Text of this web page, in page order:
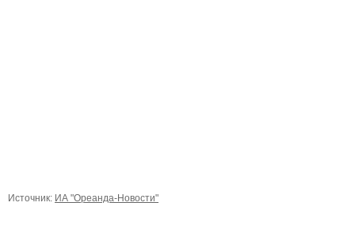
Источник: ИА "Ореанда-Новости"